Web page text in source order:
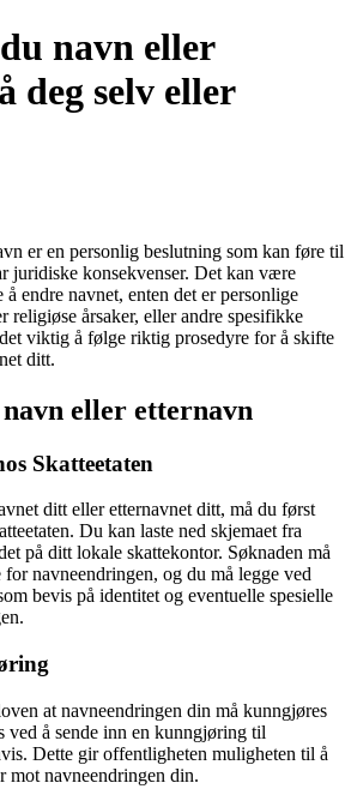
navn eller
deg selv eller
er en personlig beslutning som kan føre til
juridiske konsekvenser. Det kan være
endre navnet, enten det er personlige
religiøse årsaker, eller andre spesifikke
viktig å følge riktig prosedyre for å skifte
ditt.
eller etternavn
Skatteetaten
ditt eller etternavnet ditt, må du først
Du kan laste ned skjemaet fra
på ditt lokale skattekontor. Søknaden må
navneendringen, og du må legge ved
bevis på identitet og eventuelle spesielle
at navneendringen din må kunngjøres
ved å sende inn en kunngjøring til
Dette gir offentligheten muligheten til å
mot navneendringen din.